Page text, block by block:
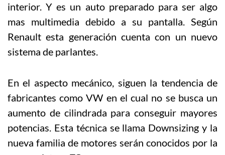
interior. Y es un auto preparado para ser algo
mas multimedia debido a su pantalla. Según
Renault esta generación cuenta con un nuevo
sistema de parlantes.
En el aspecto mecánico, siguen la tendencia de
fabricantes como VW en el cual no se busca un
aumento de cilindrada para conseguir mayores
potencias. Esta técnica se llama Downsizing y la
nueva familia de motores serán conocidos por la